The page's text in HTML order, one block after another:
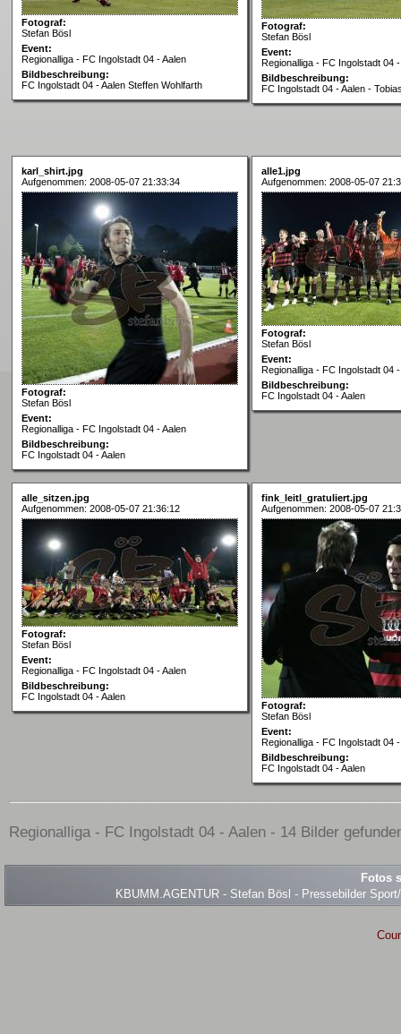
Fotograf:
Stefan Bösl
Event:
Regionalliga - FC Ingolstadt 04 - Aalen
Bildbeschreibung:
FC Ingolstadt 04 - Aalen Steffen Wohlfarth
Fotograf:
Stefan Bösl
Event:
Regionalliga - FC Ingolstadt 04 -
Bildbeschreibung:
FC Ingolstadt 04 - Aalen -
karl_shirt.jpg
Aufgenommen: 2008-05-07 21:33:34
Fotograf:
Stefan Bösl
Event:
Regionalliga - FC Ingolstadt 04 - Aalen
Bildbeschreibung:
FC Ingolstadt 04 - Aalen
alle1.jpg
Aufgenommen: 2008-05-07
Fotograf:
Stefan Bösl
Event:
Regionalliga - FC Ingolstadt 04 -
Bildbeschreibung:
FC Ingolstadt 04 - Aalen
alle_sitzen.jpg
Aufgenommen: 2008-05-07 21:36:12
Fotograf:
Stefan Bösl
Event:
Regionalliga - FC Ingolstadt 04 - Aalen
Bildbeschreibung:
FC Ingolstadt 04 - Aalen
fink_leitl_gratuliert.jpg
Aufgenommen: 2008-05-07
Fotograf:
Stefan Bösl
Event:
Regionalliga - FC Ingolstadt 04 -
Bildbeschreibung:
FC Ingolstadt 04 - Aalen
Regionalliga - FC Ingolstadt 04 - Aalen - 14 Bilder
Fotos
KBUMM.AGENTUR - Stefan Bösl - Pressebilder